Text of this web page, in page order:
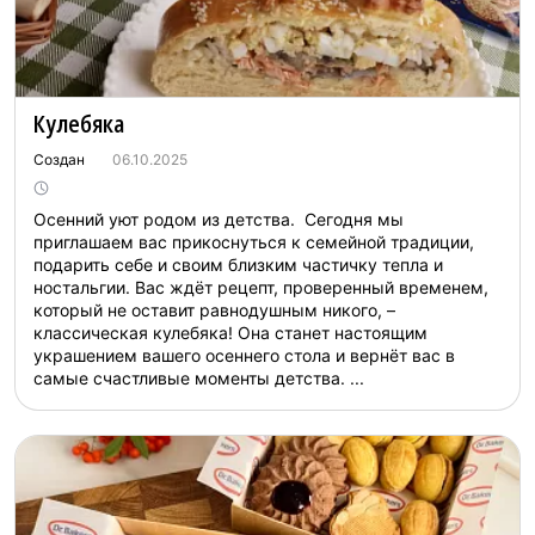
Кулебяка
Создан 06.10.2025
Осенний уют родом из детства. Сегодня мы
приглашаем вас прикоснуться к семейной традиции,
подарить себе и своим близким частичку тепла и
ностальгии. Вас ждёт рецепт, проверенный временем,
который не оставит равнодушным никого, –
классическая кулебяка! Она станет настоящим
украшением вашего осеннего стола и вернёт вас в
самые счастливые моменты детства. ...